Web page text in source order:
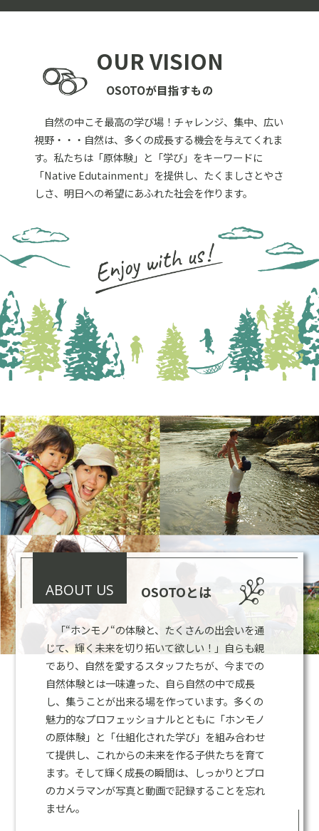
OUR VISION
OSOTOが目指すもの
自然の中こそ最高の学び場！チャレンジ、集中、広い
視野・・・自然は、多くの成長する機会を与えてくれま
す。私たちは「原体験」と「学び」をキーワードに
「Native Edutainment」を提供し、たくましさとやさ
しさ、明日への希望にあふれた社会を作ります。
ABOUT US OSOTOとは
「“ホンモノ“の体験と、たくさんの出会いを通
じて、輝く未来を切り拓いて欲しい！」自らも親
であり、自然を愛するスタッフたちが、今までの
自然体験とは一味違った、自ら自然の中で成長
し、集うことが出来る場を作っています。多くの
魅力的なプロフェッショナルとともに「ホンモノ
の原体験」と「仕組化された学び」を組み合わせ
て提供し、これからの未来を作る子供たちを育て
ます。そして輝く成長の瞬間は、しっかりとプロ
のカメラマンが写真と動画で記録することを忘れ
ません。